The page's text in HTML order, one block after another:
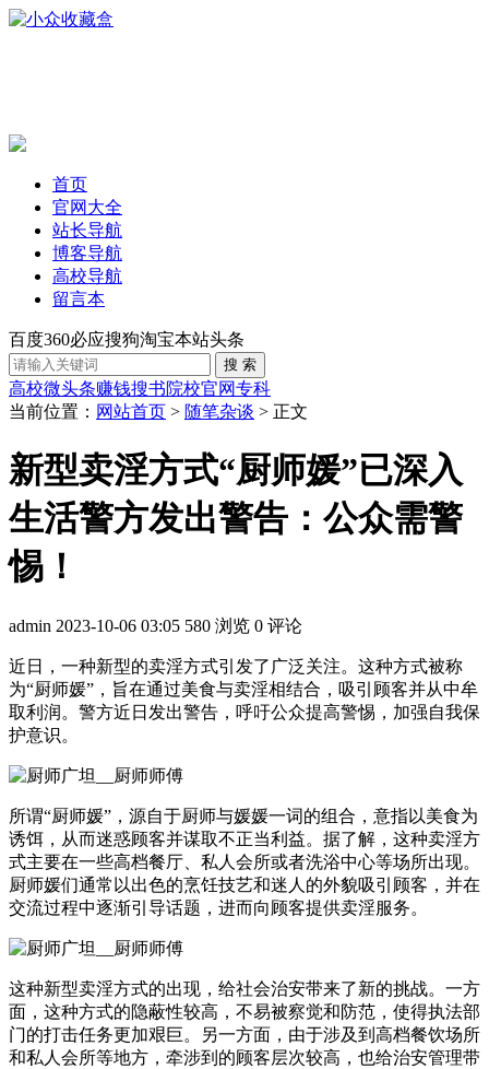
首页
官网大全
站长导航
博客导航
高校导航
留言本
百度360必应搜狗淘宝本站头条
高校微头条赚钱搜书院校官网专科
当前位置： 网站首页 > 随笔杂谈 > 正文
新型卖淫方式“厨师媛”已深入
生活警方发出警告：公众需警
惕！
admin 2023-10-06 03:05 580 浏览 0 评论
近日，一种新型的卖淫方式引发了广泛关注。这种方式被称
为“厨师媛”，旨在通过美食与卖淫相结合，吸引顾客并从中牟
取利润。警方近日发出警告，呼吁公众提高警惕，加强自我保
护意识。
所谓“厨师媛”，源自于厨师与媛媛一词的组合，意指以美食为
诱饵，从而迷惑顾客并谋取不正当利益。据了解，这种卖淫方
式主要在一些高档餐厅、私人会所或者洗浴中心等场所出现。
厨师媛们通常以出色的烹饪技艺和迷人的外貌吸引顾客，并在
交流过程中逐渐引导话题，进而向顾客提供卖淫服务。
这种新型卖淫方式的出现，给社会治安带来了新的挑战。一方
面，这种方式的隐蔽性较高，不易被察觉和防范，使得执法部
门的打击任务更加艰巨。另一方面，由于涉及到高档餐饮场所
和私人会所等地方，牵涉到的顾客层次较高，也给治安管理带